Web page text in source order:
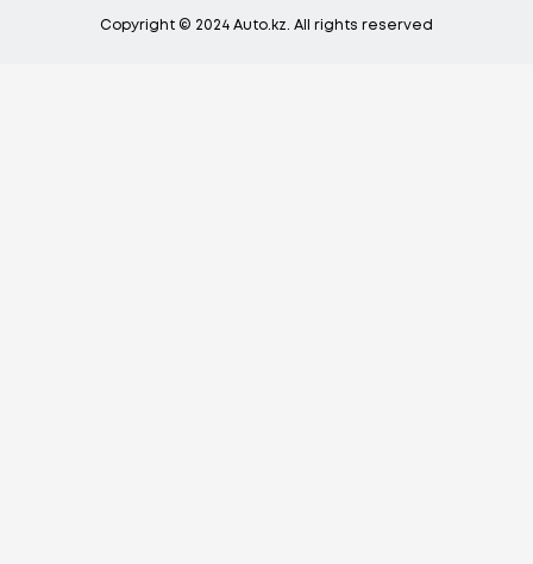
Copyright © 2024 Auto.kz. All rights reserved